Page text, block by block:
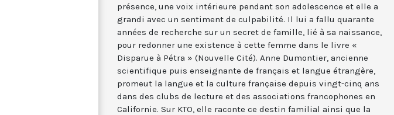
présence, une voix intérieure pendant son adolescence et elle a
grandi avec un sentiment de culpabilité. Il lui a fallu quarante
années de recherche sur un secret de famille, lié à sa naissance,
pour redonner une existence à cette femme dans le livre «
Disparue à Pétra » (Nouvelle Cité). Anne Dumontier, ancienne
scientifique puis enseignante de français et langue étrangère,
promeut la langue et la culture française depuis vingt-cinq ans
dans des clubs de lecture et des associations francophones en
Californie. Sur KTO, elle raconte ce destin familial ainsi que la